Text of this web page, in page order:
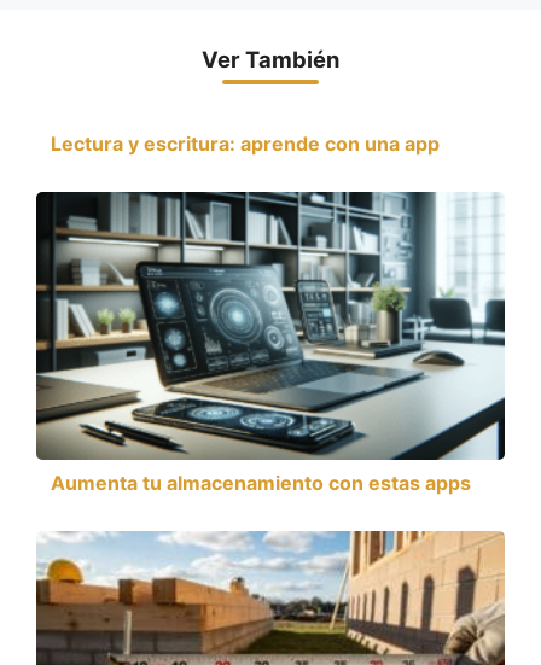
Ver También
Lectura y escritura: aprende con una app
Aumenta tu almacenamiento con estas apps